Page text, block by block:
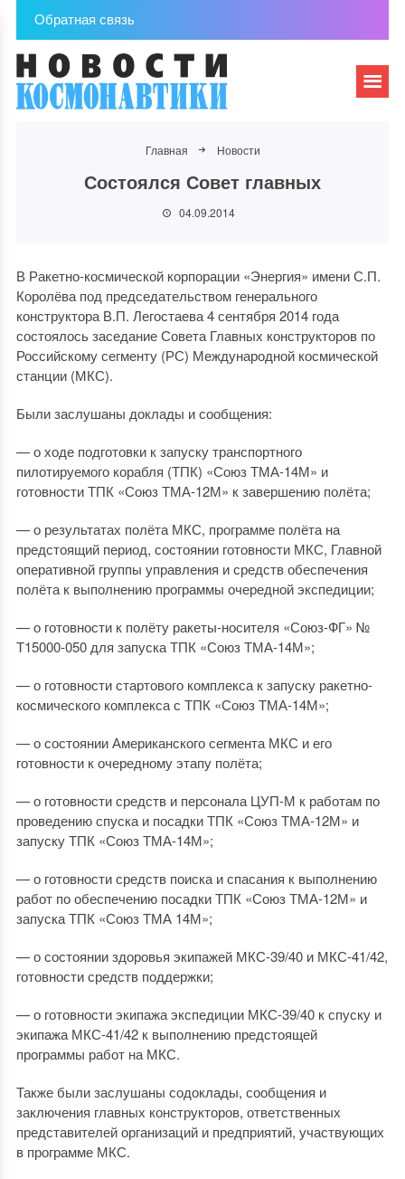
Обратная связь
Главная Новости
Состоялся Совет главных
04.09.2014
В Ракетно-космической корпорации «Энергия» имени С.П.
Королёва под председательством генерального
конструктора В.П. Легостаева 4 сентября 2014 года
состоялось заседание Совета Главных конструкторов по
Российскому сегменту (РС) Международной космической
станции (МКС).
Были заслушаны доклады и сообщения:
— о ходе подготовки к запуску транспортного
пилотируемого корабля (ТПК) «Союз ТМА-14М» и
готовности ТПК «Союз ТМА-12М» к завершению полёта;
— о результатах полёта МКС, программе полёта на
предстоящий период, состоянии готовности МКС, Главной
оперативной группы управления и средств обеспечения
полёта к выполнению программы очередной экспедиции;
— о готовности к полёту ракеты-носителя «Союз-ФГ» №
Т15000-050 для запуска ТПК «Союз ТМА-14М»;
— о готовности стартового комплекса к запуску ракетно-
космического комплекса с ТПК «Союз ТМА-14М»;
— о состоянии Американского сегмента МКС и его
готовности к очередному этапу полёта;
— о готовности средств и персонала ЦУП-М к работам по
проведению спуска и посадки ТПК «Союз ТМА-12М» и
запуску ТПК «Союз ТМА-14М»;
— о готовности средств поиска и спасания к выполнению
работ по обеспечению посадки ТПК «Союз ТМА-12М» и
запуска ТПК «Союз ТМА 14М»;
— о состоянии здоровья экипажей МКС-39/40 и МКС-41/42,
готовности средств поддержки;
— о готовности экипажа экспедиции МКС-39/40 к спуску и
экипажа МКС-41/42 к выполнению предстоящей
программы работ на МКС.
Также были заслушаны содоклады, сообщения и
заключения главных конструкторов, ответственных
представителей организаций и предприятий, участвующих
в программе МКС.